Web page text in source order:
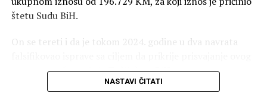
štetu Sudu BiH.
On se tereti i da je tokom 2024. godine u dva navrata
novca, saopšteno je iz Tužilaštva BiH.
NASTAVI ČITATI